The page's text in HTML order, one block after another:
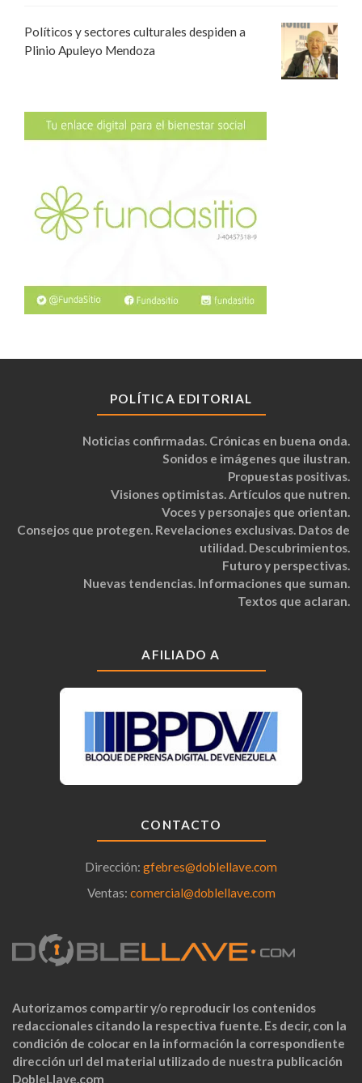
Políticos y sectores culturales despiden a
Plinio Apuleyo Mendoza
POLÍTICA EDITORIAL
Noticias confirmadas. Crónicas en buena onda.
Sonidos e imágenes que ilustran.
Propuestas positivas.
Visiones optimistas. Artículos que nutren.
Voces y personajes que orientan.
Consejos que protegen. Revelaciones exclusivas. Datos de
utilidad. Descubrimientos.
Futuro y perspectivas.
Nuevas tendencias. Informaciones que suman.
Textos que aclaran.
AFILIADO A
CONTACTO
Dirección: gfebres@doblellave.com
Ventas: comercial@doblellave.com
Autorizamos compartir y/o reproducir los contenidos
redaccionales citando la respectiva fuente. Es decir, con la
condición de colocar en la información la correspondiente
dirección url del material utilizado de nuestra publicación
DobleLlave.com